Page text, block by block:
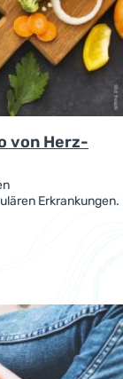
von Herz-
Erkrankungen.
bis 2019